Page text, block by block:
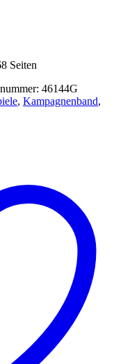
Seiten
46144G
, Kampagnenband,